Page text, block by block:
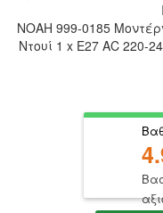
NOAH 999-0185
Ντουί 1 x E27 AC 220-